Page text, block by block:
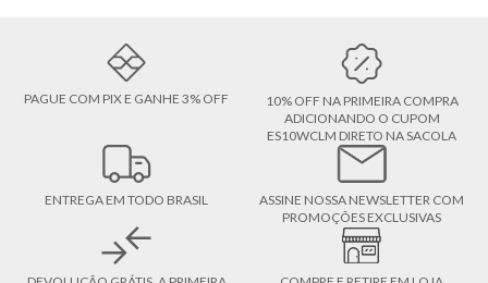
PAGUE COM PIX E GANHE 3% OFF
10% OFF NA PRIMEIRA COMPRA
ADICIONANDO O CUPOM
ES10WCLM DIRETO NA SACOLA
ENTREGA EM TODO BRASIL
ASSINE NOSSA NEWSLETTER COM
PROMOÇÕES EXCLUSIVAS